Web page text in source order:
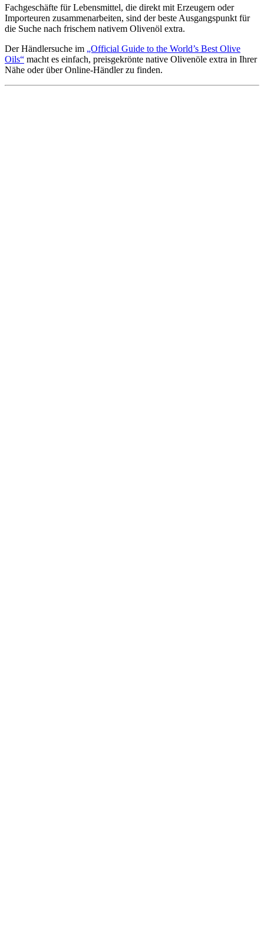
Fachgeschäfte für Lebensmittel, die direkt mit Erzeugern oder
Importeuren zusammenarbeiten, sind der beste Ausgangspunkt für
die Suche nach frischem nativem Olivenöl extra.
Der Händlersuche im „Official Guide to the World’s Best Olive
Oils“ macht es einfach, preisgekrönte native Olivenöle extra in Ihrer
Nähe oder über Online-Händler zu finden.